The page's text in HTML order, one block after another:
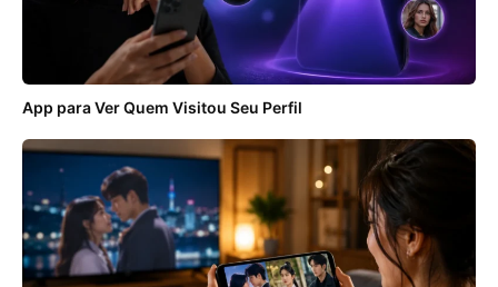
App para Ver Quem Visitou Seu Perfil